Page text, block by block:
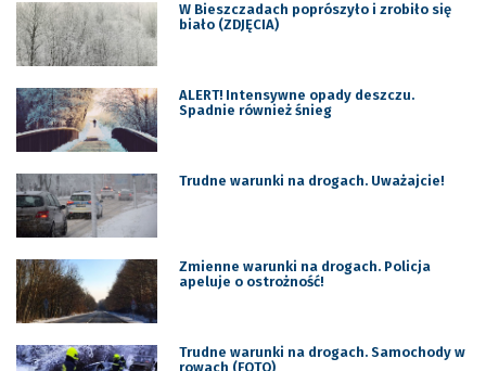
W Bieszczadach poprószyło i zrobiło się
biało (ZDJĘCIA)
ALERT! Intensywne opady deszczu.
Spadnie również śnieg
Trudne warunki na drogach. Uważajcie!
Zmienne warunki na drogach. Policja
apeluje o ostrożność!
Trudne warunki na drogach. Samochody w
rowach (FOTO)